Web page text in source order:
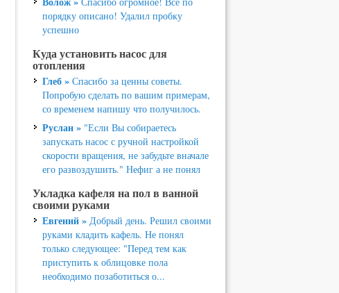
порядку описано! Удалил пробку
успешно
Куда установить насос для
отопления
Глеб »Спасибо за ценны советы.
Попробую сделать по вашим примерам,
со временем напишу что получилось.
Руслан »"Если Вы собираетесь
запускать насос с ручной настройкой
скорости вращения, не забудьте вначале
его развоздушить." Нефиг а не понял
Укладка кафеля на пол в ванной
своими руками
Евгений »Добрый день. Решил своими
руками кладить кафель. Не понял
только следующее: "Перед тем как
приступить к облицовке пола
необходимо позаботиться о...